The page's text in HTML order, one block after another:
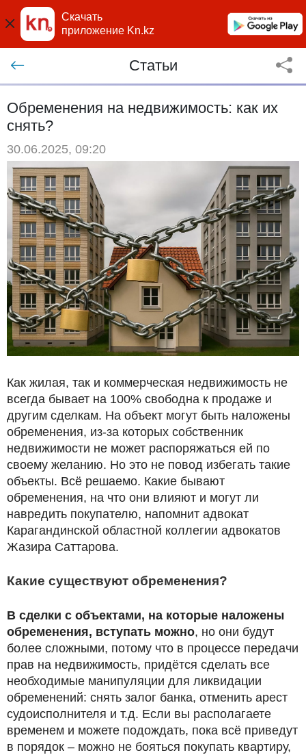
Скачать
приложение Kn.kz
Статьи
Обременения на недвижимость: как их
снять?
30.06.2025, 09:20
Как жилая, так и коммерческая недвижимость не
всегда бывает на 100% свободна к продаже и
другим сделкам. На объект могут быть наложены
обременения, из-за которых собственник
недвижимости не может распоряжаться ей по
своему желанию. Но это не повод избегать такие
объекты. Всё решаемо. Какие бывают
обременения, на что они влияют и могут ли
навредить покупателю, напомнит адвокат
Карагандинской областной коллегии адвокатов
Жазира Саттарова.
Какие существуют обременения?
В сделки с объектами, на которые наложены
обременения, вступать можно, но они будут
более сложными, потому что в процессе передачи
прав на недвижимость, придётся сделать все
необходимые манипуляции для ликвидации
обременений: снять залог банка, отменить арест
судоисполнителя и т.д. Если вы располагаете
временем и можете подождать, пока всё приведут
в порядок – можно не бояться покупать квартиру,